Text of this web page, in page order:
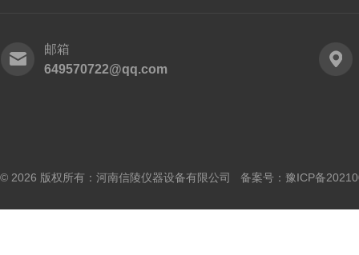
邮箱
649570722@qq.com
© 2026 版权所有：河南信陵仪器设备有限公司 备案号： 豫ICP备